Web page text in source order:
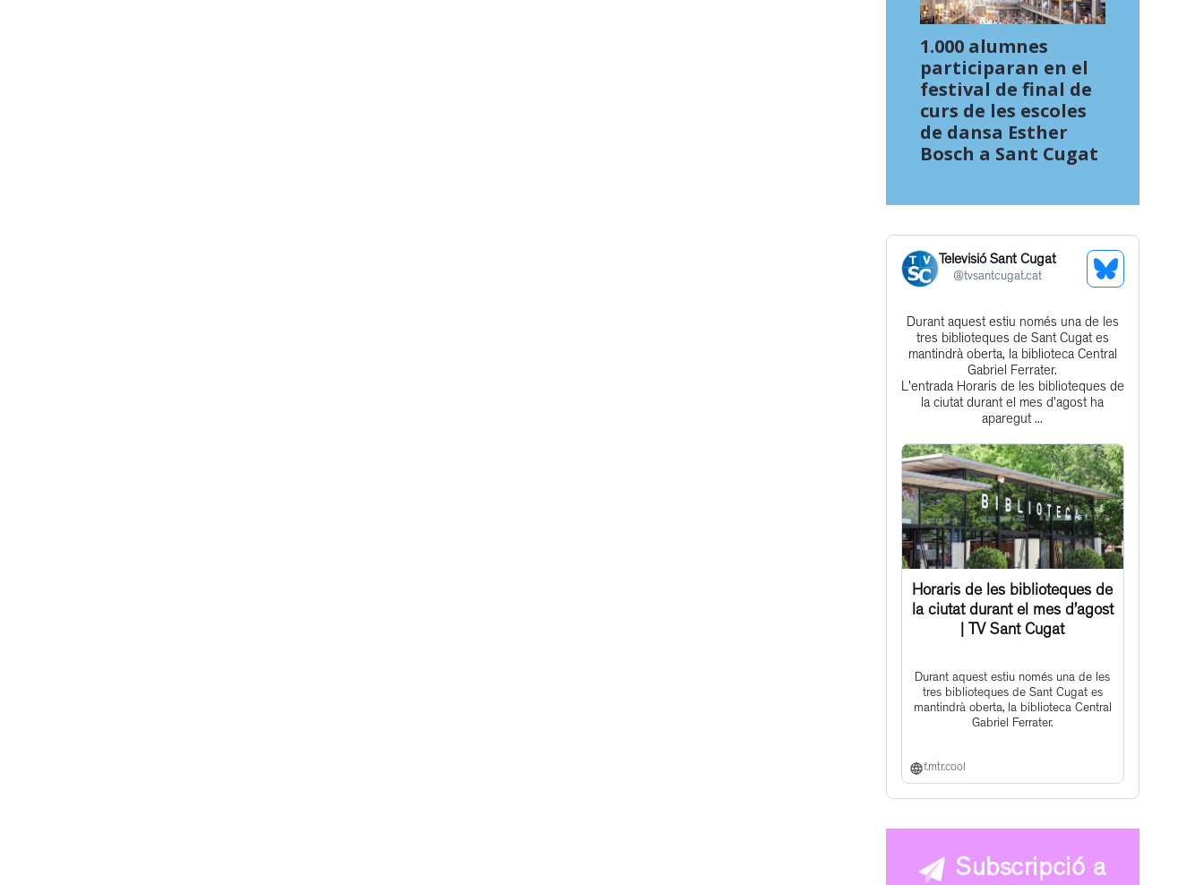
1.000 alumnes
participaran en el
festival de final de
curs de les escoles
de dansa Esther
Bosch a Sant Cugat
Televisió Sant Cugat
@tvsantcugat.cat
See
Profile
Get
to
this
post
Durant aquest estiu només una de les
tres biblioteques de Sant Cugat es
mantindrà oberta, la biblioteca Central
Gabriel Ferrater.
L'entrada Horaris de les biblioteques de
la ciutat durant el mes d’agost ha
aparegut ...
Horaris de les biblioteques de
la ciutat durant el mes d’agost
| TV Sant Cugat
Durant aquest estiu només una de les
tres biblioteques de Sant Cugat es
mantindrà oberta, la biblioteca Central
Gabriel Ferrater.
f.mtr.cool
Subscripció a